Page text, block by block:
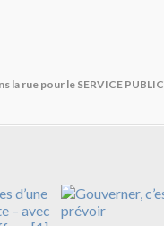
la rue pour le SERVICE PUBLIC